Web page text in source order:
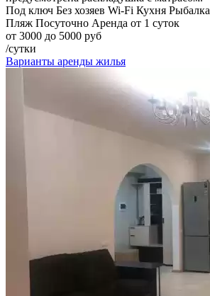
Под ключ Без хозяев Wi-Fi Кухня Рыбалка
Пляж Посуточно Аренда от 1 суток
от 3000 до 5000 руб
/сутки
Варианты аренды жилья